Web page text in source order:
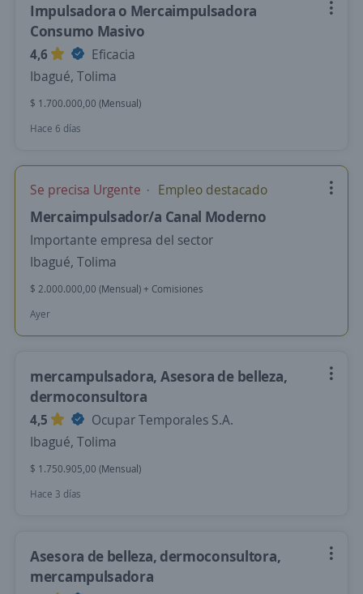
Impulsadora o Mercaimpulsadora
Consumo Masivo
4,6
Eficacia
Ibagué, Tolima
$ 1.700.000,00 (Mensual)
Hace 6 días
Se precisa Urgente Empleo destacado
Mercaimpulsador/a Canal Moderno
Importante empresa del sector
Ibagué, Tolima
$ 2.000.000,00 (Mensual) + Comisiones
Ayer
mercampulsadora, Asesora de belleza,
dermoconsultora
4,5
Ocupar Temporales S.A.
Ibagué, Tolima
$ 1.750.905,00 (Mensual)
Hace 3 días
Asesora de belleza, dermoconsultora,
mercampulsadora